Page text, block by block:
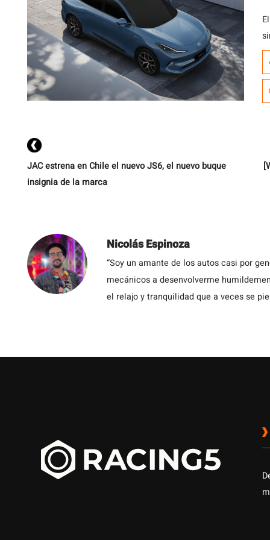
JAC estrena en Chile el nuevo JS6, el nuevo buque
insignia de la marca
Nicolás Espinoza
“Soy un amante de los autos casi por
mecánicos a desenvolverme
el relajo y tranquilidad que a veces se